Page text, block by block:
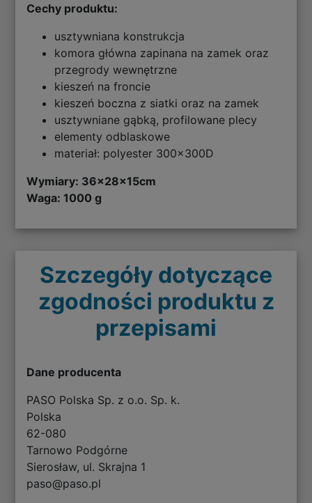
Cechy produktu:
usztywniana konstrukcja
komora główna zapinana na zamek oraz
przegrody wewnętrzne
kieszeń na froncie
kieszeń boczna z siatki oraz na zamek
usztywniane gąbką, profilowane plecy
elementy odblaskowe
materiał: polyester 300x300D
Wymiary: 36x28x15cm
Waga: 1000 g
Szczegóły dotyczące
zgodności produktu z
przepisami
Dane producenta
PASO Polska Sp. z o.o. Sp. k.
Polska
62-080
Tarnowo Podgórne
Sierosław, ul. Skrajna 1
paso@paso.pl